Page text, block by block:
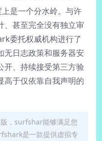
是一个分水岭。与许
、甚至完全没有独立审
委托权威机构进行了
无日志政策和服务器安
开、持续接受第三方验
高于仅依靠自我声明的
，surfshar能够满足您
是一款提供虚拟专